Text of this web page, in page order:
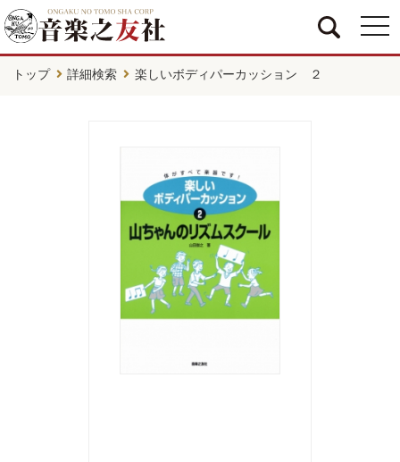
トップ 詳細検索 楽しいボディパーカッション ２